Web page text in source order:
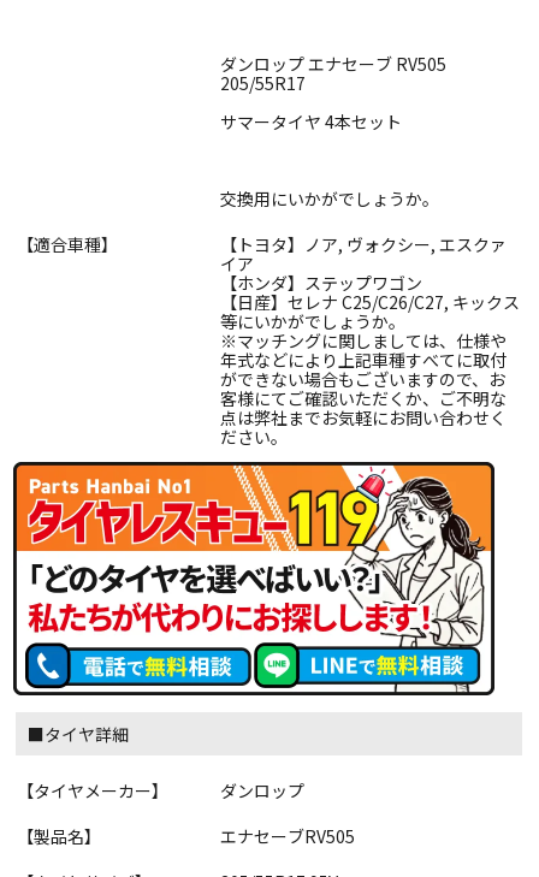
ダンロップ エナセーブ RV505
205/55R17
サマータイヤ 4本セット
交換用にいかがでしょうか。
【適合車種】
【トヨタ】ノア, ヴォクシー, エスクァ
イア
【ホンダ】ステップワゴン
【日産】セレナ C25/C26/C27, キックス
等にいかがでしょうか。
※マッチングに関しましては、仕様や
年式などにより上記車種すべてに取付
ができない場合もございますので、お
客様にてご確認いただくか、ご不明な
点は弊社までお気軽にお問い合わせく
ださい。
■タイヤ詳細
【タイヤメーカー】
ダンロップ
【製品名】
エナセーブRV505